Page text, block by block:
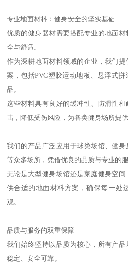
专业地面材料：健身安全的坚实基础
优质的健身器材需要搭配专业的地面
全与舒适。
作为深耕地面材料领域的企业，我们
案，包括PVC塑胶运动地板、悬浮式
品。
这些材料具有良好的缓冲性、防滑性
击，降低受伤风险，为各类健身场所提供
我们的产品广泛应用于球类场馆、健
等众多场所，凭借优良的品质与专业的
无论是大型健身场馆还是家庭健身空
供合适的地面材料方案，确保每一处
观。
品质与服务的双重保障
我们始终坚持以品质为核心，所有产
稳定、安全可靠。